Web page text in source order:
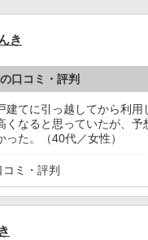
き
口コミ・評判
建てに引っ越してから利用
くなると思っていたが、予
った。（40代／女性）
ミ・評判